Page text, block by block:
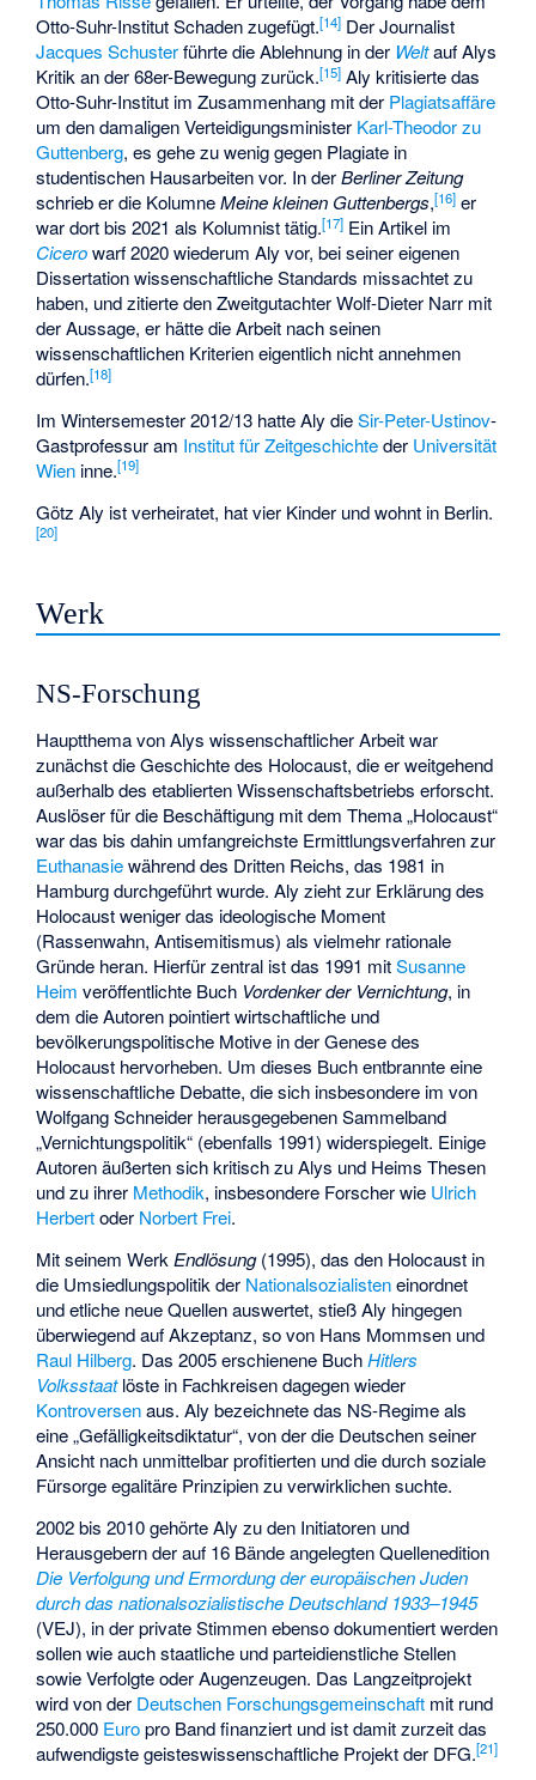
Otto-Suhr-Institut Schaden zugefügt.[14] Der Journalist
Jacques Schusterführte die Ablehnung in der Weltauf Alys
Kritik an der 68er-Bewegung zurück.[15] Aly kritisierte das
Otto-Suhr-Institut im Zusammenhang mit der Plagiatsaffäre
um den damaligen Verteidigungsminister Karl-Theodor zu
Guttenberg, es gehe zu wenig gegen Plagiate in
studentischen Hausarbeiten vor. In derBerliner Zeitung
schrieb er die KolumneMeine kleinen Guttenbergs,[16] er
war dort bis 2021 als Kolumnist tätig.[17] Ein Artikel im
Cicerowarf 2020 wiederum Aly vor, bei seiner eigenen
Dissertation wissenschaftliche Standards missachtet zu
haben, und zitierte den Zweitgutachter Wolf-Dieter Narr mit
der Aussage, er hätte die Arbeit nach seinen
wissenschaftlichen Kriterien eigentlich nicht annehmen
dürfen.[18]
Im Wintersemester 2012/13 hatte Aly dieSir-Peter-Ustinov-
Gastprofessur am Institut für Zeitgeschichteder Universität
Wien inne.[19]
Götz Aly ist verheiratet, hat vier Kinder und wohnt in Berlin.
[20]
Werk
NS-Forschung
Hauptthema von Alys wissenschaftlicher Arbeit war
zunächst die Geschichte des Holocaust, die er weitgehend
außerhalb des etablierten Wissenschaftsbetriebs erforscht.
Auslöser für die Beschäftigung mit dem Thema „Holocaust“
war das bis dahin umfangreichste Ermittlungsverfahren zur
Euthanasiewährend des Dritten Reichs, das 1981 in
Hamburg durchgeführt wurde. Aly zieht zur Erklärung des
Holocaust weniger das ideologische Moment
(Rassenwahn, Antisemitismus) als vielmehr rationale
Gründe heran. Hierfür zentral ist das 1991 mitSusanne
Heim veröffentlichte Buch Vordenker der Vernichtung, in
dem die Autoren pointiert wirtschaftliche und
bevölkerungspolitische Motive in der Genese des
Holocaust hervorheben. Um dieses Buch entbrannte eine
wissenschaftliche Debatte, die sich insbesondere im von
Wolfgang Schneider herausgegebenen Sammelband
„Vernichtungspolitik“ (ebenfalls 1991) widerspiegelt. Einige
Autoren äußerten sich kritisch zu Alys und Heims Thesen
und zu ihrer Methodik, insbesondere Forscher wie Ulrich
Herbertoder Norbert Frei.
Mit seinem Werk Endlösung(1995), das den Holocaust in
die Umsiedlungspolitik der Nationalsozialisteneinordnet
und etliche neue Quellen auswertet, stieß Aly hingegen
überwiegend auf Akzeptanz, so von Hans Mommsen und
Raul Hilberg. Das 2005 erschienene BuchHitlers
Volksstaatlöste in Fachkreisen dagegen wieder
Kontroversenaus. Aly bezeichnete das NS-Regime als
eine „Gefälligkeitsdiktatur“, von der die Deutschen seiner
Ansicht nach unmittelbar profitierten und die durch soziale
Fürsorge egalitäre Prinzipien zu verwirklichen suchte.
2002 bis 2010 gehörte Aly zu den Initiatoren und
Herausgebern der auf 16 Bände angelegten Quellenedition
Die Verfolgung und Ermordung der europäischen Juden
durch das nationalsozialistische Deutschland 1933–1945
(VEJ), in der private Stimmen ebenso dokumentiert werden
sollen wie auch staatliche und parteidienstliche Stellen
sowie Verfolgte oder Augenzeugen. Das Langzeitprojekt
wird von der Deutschen Forschungsgemeinschaft mit rund
250.000 Europro Band finanziert und ist damit zurzeit das
aufwendigste geisteswissenschaftliche Projekt der DFG.[21]